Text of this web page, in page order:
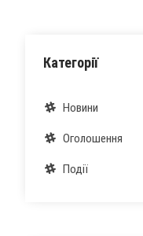
Категорії
Новини
Оголошення
Події